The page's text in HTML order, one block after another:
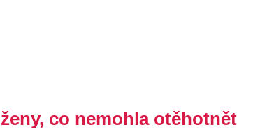
co nemohla otěhotnět